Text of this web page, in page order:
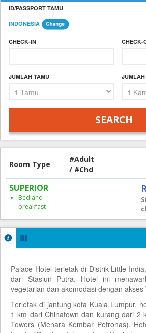
ID/PASSPORT TAMU
INDONESIA
CHECK-IN CHECK-
JUMLAH TAMU
Room Type
#Adult
/ #Chd
SUPERIOR
Bed and
breakfast
Palace Hotel terletak di Distrik Little
dari Stasiun Putra. Hotel ini
vegetarian dan akomodasi dengan akses
Terletak di jantung kota Kuala Lumpur,
1 km dari Chinatown dan kurang dari 2
Towers (Menara Kembar Petronas).